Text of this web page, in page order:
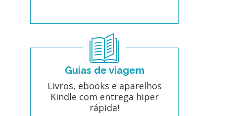
Guias de viagem
Livros, ebooks e aparelhos
Kindle com entrega hiper
rápida!